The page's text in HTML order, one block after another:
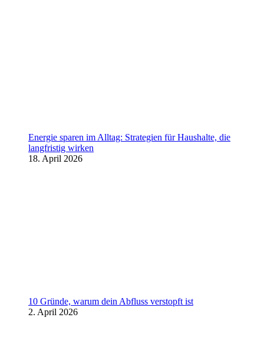
Energie sparen im Alltag: Strategien für Haushalte, die
langfristig wirken
18. April 2026
10 Gründe, warum dein Abfluss verstopft ist
2. April 2026